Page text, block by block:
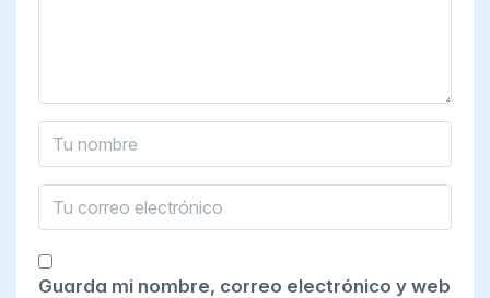
Guarda mi nombre, correo electrónico y web